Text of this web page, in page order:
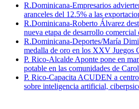
R.Dominicana-Empresarios
aranceles del 12.5% a las
R.Dominicana-Roberto Álvarez
nueva etapa de desarrollo
R.Dominicana-Deportes/María
medalla de oro en los XXV Juegos
P. Rico-Alcalde Aponte pone en
potable en las comunidades de
P. Rico-Capacita ACUDEN a
sobre inteligencia artificial,